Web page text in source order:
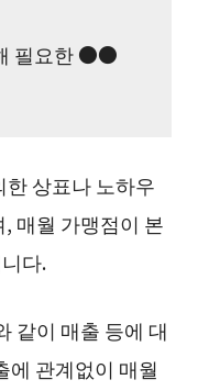
필요한 ●●
상표나 노하우
매월 가맹점이 본
다.
같이 매출 등에 대
에 관계없이 매월